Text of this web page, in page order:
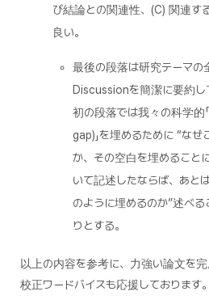
び結論との関連性、(C) 関連す
良い。
最後の段落は研究テーマの
Discussionを簡潔に要約
初の段落では我々の科学的
gap)」を埋めるために “な
か、その空白を埋めること
いて記述したならば、あと
のように埋めるのか”述べ
りとする。
以上の内容を参考に、力強い論文を
校正ワードバイスも応援しております。